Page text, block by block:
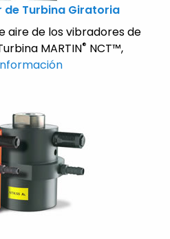
de Turbina Giratoria
aire de los vibradores de
MARTIN® NCT™,